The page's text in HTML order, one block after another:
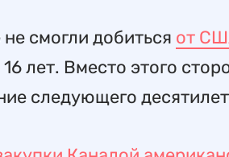
смогли добиться от
лет. Вместо этого
следующего